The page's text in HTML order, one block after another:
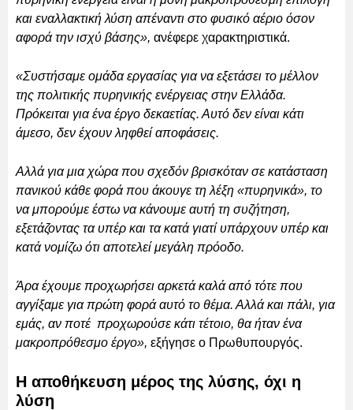
και εναλλακτική λύση απέναντι στο φυσικό αέριο όσον
αφορά την ισχύ βάσης», ανέφερε χαρακτηριστικά.
«Συστήσαμε ομάδα εργασίας για να εξετάσει το μέλλον
της πολιτικής πυρηνικής ενέργειας στην Ελλάδα.
Πρόκειται για ένα έργο δεκαετίας. Αυτό δεν είναι κάτι
άμεσο, δεν έχουν ληφθεί αποφάσεις.
Αλλά για μια χώρα που σχεδόν βρισκόταν σε κατάσταση
πανικού κάθε φορά που άκουγε τη λέξη «πυρηνικά», το
να μπορούμε έστω να κάνουμε αυτή τη συζήτηση,
εξετάζοντας τα υπέρ και τα κατά γιατί υπάρχουν υπέρ και
κατά νομίζω ότι αποτελεί μεγάλη πρόοδο.
Άρα έχουμε προχωρήσει αρκετά καλά από τότε που
αγγίξαμε για πρώτη φορά αυτό το θέμα. Αλλά και πάλι, για
εμάς, αν ποτέ προχωρούσε κάτι τέτοιο, θα ήταν ένα
μακροπρόθεσμο έργο», εξήγησε ο Πρωθυπουργός.
Η αποθήκευση μέρος της λύσης, όχι η
λύση